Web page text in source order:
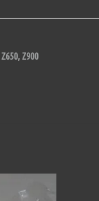
Z650,Z900